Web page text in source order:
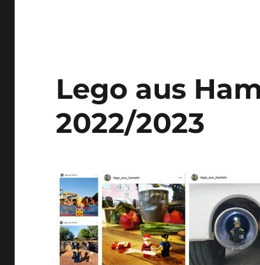
Lego aus
2022/2023